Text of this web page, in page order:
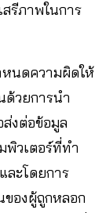
รีภาพในการ
หนดความผิดให้
ด้วยการนำ
งต่อข้อมูล
พิวเตอร์ที่ทำ
ะโดยการ
องผู้ถูกหลอก